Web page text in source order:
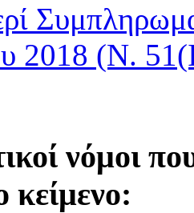
2018 (Ν.
νόμοι
κείμενο: